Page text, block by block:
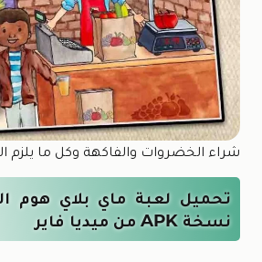
شراء الخضروات والفاكهة وكل ما يلزم
تحميل لعبة ماي بلاي هوم
نسخة APK من ميديا فاير